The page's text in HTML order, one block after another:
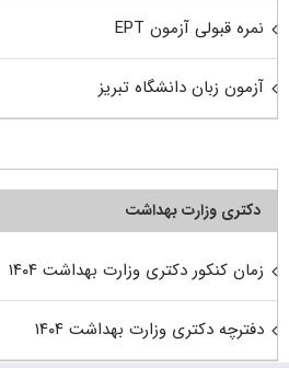
نمره قبولی آزمون EPT
آزمون زبان دانشگاه تبریز
دکتری وزارت بهداشت
زمان کنکور دکتری وزارت بهداشت ۱۴۰۴
دفترچه دکتری وزارت بهداشت ۱۴۰۴